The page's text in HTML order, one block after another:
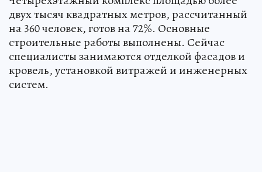
двух тысяч квадратных метров, рассчитанный
на 360 человек, готов на 72%. Основные
строительные работы выполнены. Сейчас
специалисты занимаются отделкой фасадов и
кровель, установкой витражей и инженерных
систем.